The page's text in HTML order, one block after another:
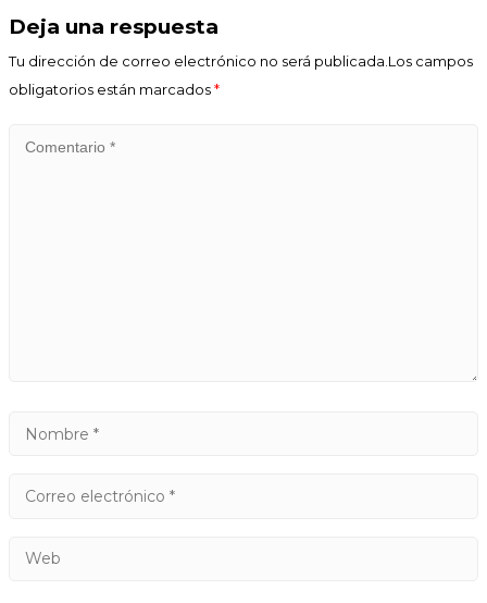
Deja una respuesta
Tu dirección de correo electrónico no será publicada.Los campos
obligatorios están marcados*